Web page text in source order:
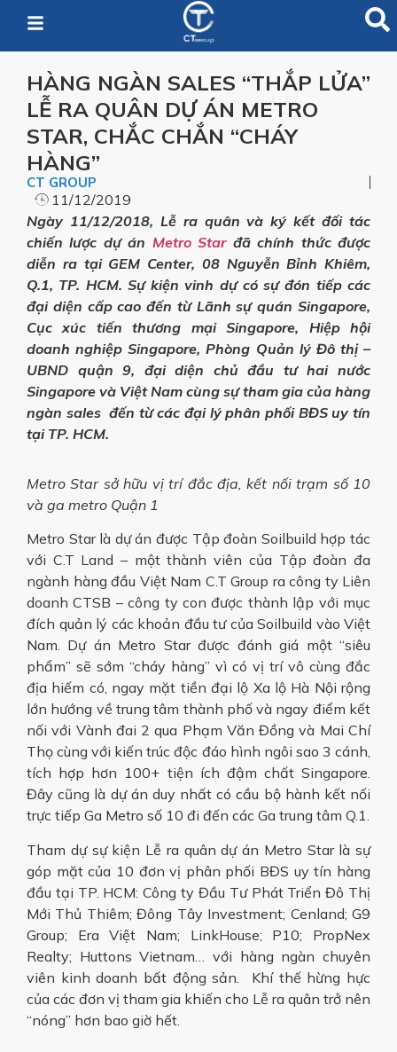
HÀNG NGÀN SALES “THẮP LỬA”
LỄ RA QUÂN DỰ ÁN METRO
STAR, CHẮC CHẮN “CHÁY
HÀNG”
CT GROUP
11/12/2019
Ngày 11/12/2018, Lễ ra quân và ký kết đối tác
chiến lược dự án Metro Starđã chính thức được
diễn ra tại GEM Center, 08 Nguyễn Bỉnh Khiêm,
Q.1, TP. HCM. Sự kiện vinh dự có sự đón tiếp các
đại diện cấp cao đến từ Lãnh sự quán Singapore,
Cục xúc tiến thương mại Singapore, Hiệp hội
doanh nghiệp Singapore, Phòng Quản lý Đô thị –
UBND quận 9, đại diện chủ đầu tư hai nước
Singapore và Việt Nam cùng sự tham gia của hàng
ngàn sales đến từ các đại lý phân phối BĐS uy tín
tại TP. HCM.
Metro Star sở hữu vị trí đắc địa, kết nối trạm số 10
và ga metro Quận 1
Metro Star là dự án được Tập đoàn Soilbuild hợp tác
với C.T Land – một thành viên của Tập đoàn đa
ngành hàng đầu Việt Nam C.T Group ra công ty Liên
doanh CTSB – công ty con được thành lập với mục
đích quản lý các khoản đầu tư của Soilbuild vào Việt
Nam. Dự án Metro Star được đánh giá một “siêu
phẩm” sẽ sớm “cháy hàng” vì có vị trí vô cùng đắc
địa hiếm có, ngay mặt tiền đại lộ Xa lộ Hà Nội rộng
lớn hướng về trung tâm thành phố và ngay điểm kết
nối với Vành đai 2 qua Phạm Văn Đồng và Mai Chí
Thọ cùng với kiến trúc độc đáo hình ngôi sao 3 cánh,
tích hợp hơn 100+ tiện ích đậm chất Singapore.
Đây cũng là dự án duy nhất có cầu bộ hành kết nối
trực tiếp Ga Metro số 10 đi đến các Ga trung tâm Q.1.
Tham dự sự kiện Lễ ra quân dự án Metro Star là sự
góp mặt của 10 đơn vị phân phối BĐS uy tín hàng
đầu tại TP. HCM: Công ty Đầu Tư Phát Triển Đô Thị
Mới Thủ Thiêm; Đông Tây Investment; Cenland; G9
Group; Era Việt Nam; LinkHouse; P10; PropNex
Realty; Huttons Vietnam… với hàng ngàn chuyên
viên kinh doanh bất động sản. Khí thế hừng hực
của các đơn vị tham gia khiến cho Lễ ra quân trở nên
“nóng” hơn bao giờ hết.